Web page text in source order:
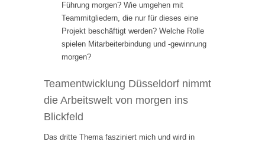
Führung morgen? Wie umgehen mit
Teammitgliedern, die nur für dieses eine
Projekt beschäftigt werden? Welche Rolle
spielen Mitarbeiterbindung und -gewinnung
morgen?
Teamentwicklung Düsseldorf nimmt
die Arbeitswelt von morgen ins
Blickfeld
Das dritte Thema fasziniert mich und wird in